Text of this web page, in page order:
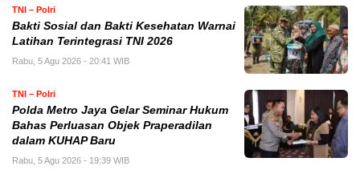
TNI – Polri
Bakti Sosial dan Bakti Kesehatan Warnai
Latihan Terintegrasi TNI 2026
Rabu, 5 Agu 2026 - 20:41 WIB
TNI – Polri
Polda Metro Jaya Gelar Seminar Hukum
Bahas Perluasan Objek Praperadilan
dalam KUHAP Baru
Rabu, 5 Agu 2026 - 19:39 WIB